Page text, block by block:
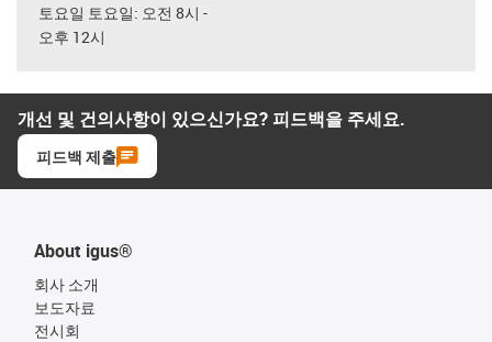
토요일 토요일: 오전 8시 -
오후 12시
개선 및 건의사항이 있으신가요? 피드백을 주세요.
피드백 제출
About igus®
회사 소개
보도자료
전시회